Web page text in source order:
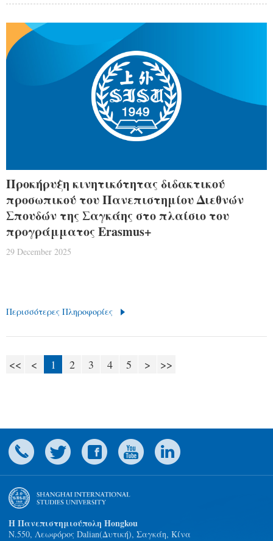
Προκήρυξη κινητικότητας διδακτικού
προσωπικού του Πανεπιστημίου Διεθνών
Σπουδών της Σαγκάης στο πλαίσιο του
προγράμματος Erasmus+
29 December 2025
Περισσότερες Πληροφορίες
<< < 1 2 3 4 5 > >>
Η Πανεπιστημιούπολη Hongkou
N.550, Λεωφόρος Dalian(Δυτική), Σαγκάη, Κίνα